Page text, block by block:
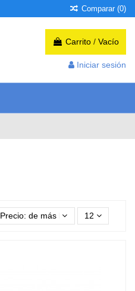
Comparar (0)
Carrito / Vacío
Iniciar sesión
Precio: de más bajo a más alto
12